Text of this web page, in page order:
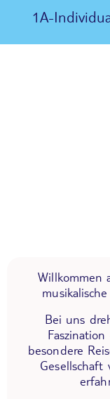
1A-
Willkommen
Bei uns
besondere
Gesellschaft